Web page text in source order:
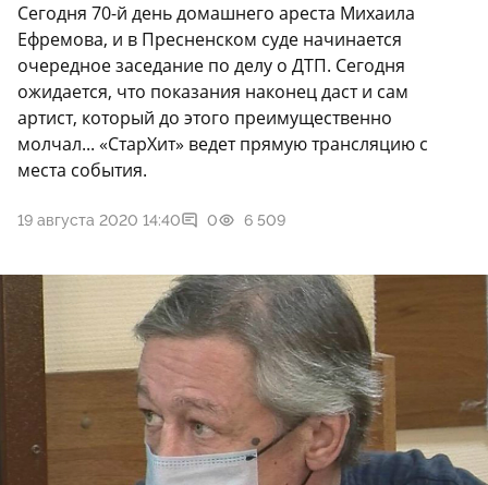
Сегодня 70-й день домашнего ареста Михаила
Ефремова, и в Пресненском суде начинается
очередное заседание по делу о ДТП. Сегодня
ожидается, что показания наконец даст и сам
артист, который до этого преимущественно
молчал... «СтарХит» ведет прямую трансляцию с
места события.
19 августа 2020 14:40 0 6 509